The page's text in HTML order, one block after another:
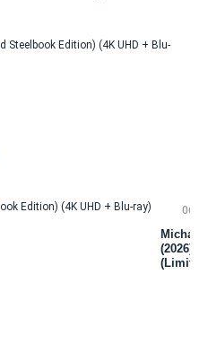
Michael
(2026)
(Limited